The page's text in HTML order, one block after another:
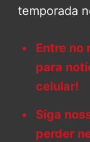
temporada
Entre no
para
celular!
Siga
perder